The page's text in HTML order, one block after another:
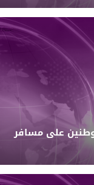
على مسافر